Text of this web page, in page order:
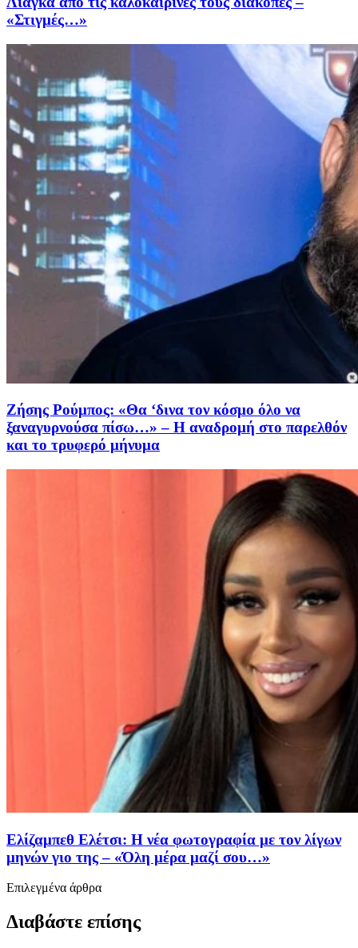
«Στιγμές…»
Ζήσης Ρούμπος: «Θα ‘δινα τον κόσμο όλο να
ξαναγυρνούσα πίσω…» – Η αναδρομή στο παρελθόν
και το τρυφερό μήνυμα
Ελίζαμπεθ Ελέτσι: Η νέα φωτογραφία με τον λίγων
μηνών γιο της – «Όλη μέρα μαζί σου…»
Επιλεγμένα άρθρα
Διαβάστε επίσης